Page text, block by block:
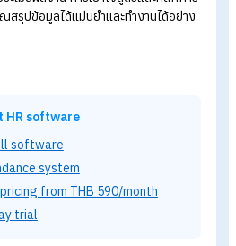
มีวิธีคิดโอที2 แรงอย่างไร
นสำรองเลี้ยงชีพ พร้อมแจกไฟล์ Excel
องรู้วิธีคิด
ารขาด ลา มาสาย
ารขาด ลา มาสาย คือหนึ่งในงานพื้นฐานที่
อรายงานให้ผู้บริหาร ดูแนวโน้มวินัยพนักงา
รประเมินผลงาน การเข้าใจสูตรและหลัก